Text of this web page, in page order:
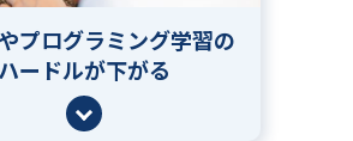
プログラミング学習の
ハードルが下がる